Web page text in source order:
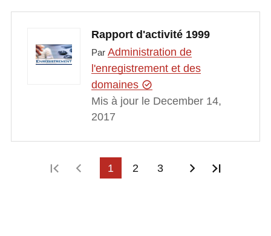
Rapport d'activité 1999
Par Administration de
l'enregistrement et des
domaines
Mis à jour le December 14,
2017
Première page
Page précédente
1 2 3 Page